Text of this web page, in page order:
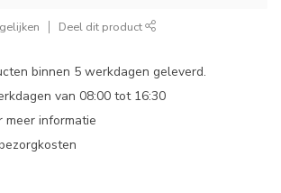
Deel dit product
binnen 5 werkdagen geleverd.
van 08:00 tot 16:30
meer informatie